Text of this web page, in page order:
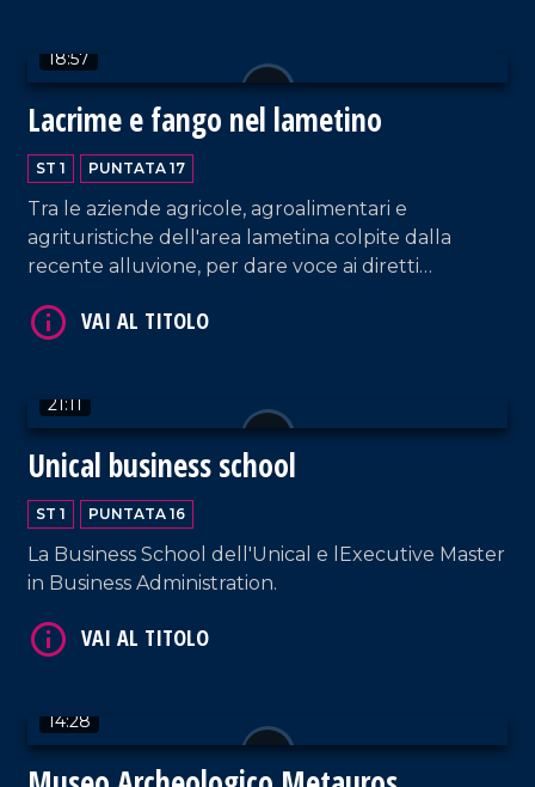
territorio, la ricettività turistica destagionalizzata.
18:57
Lacrime e fango nel lametino
ST 1 PUNTATA 17
Tra le aziende agricole, agroalimentari e
agrituristiche dell'area lametina colpite dalla
recente alluvione, per dare voce ai diretti
21:11
Unical business school
ST 1 PUNTATA 16
La Business School dell'Unical e lExecutive Master
in Business Administration.
14:28
VAI AL TITOLO
VAI AL TITOLO
VAI AL TITOLO